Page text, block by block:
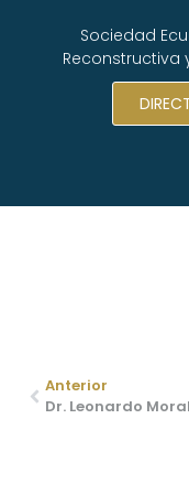
Sociedad
Reconstructiva y
Anterior
Dr. Leonardo